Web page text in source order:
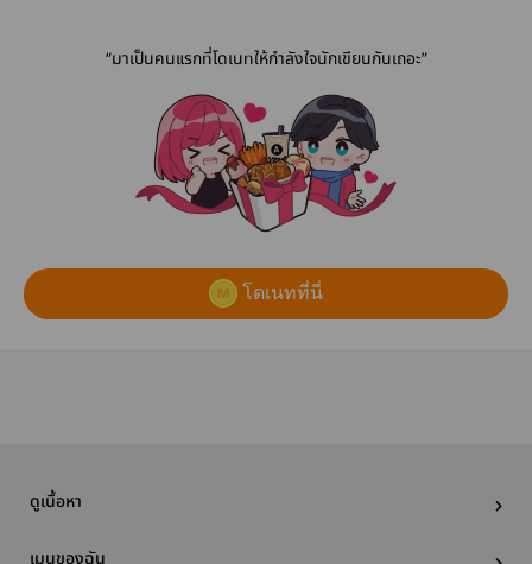
“มาเป็นคนแรกที่โดเนทให้กำลังใจนักเขียนกันเถอะ”
โดเนทที่นี่
ดูเนื้อหา